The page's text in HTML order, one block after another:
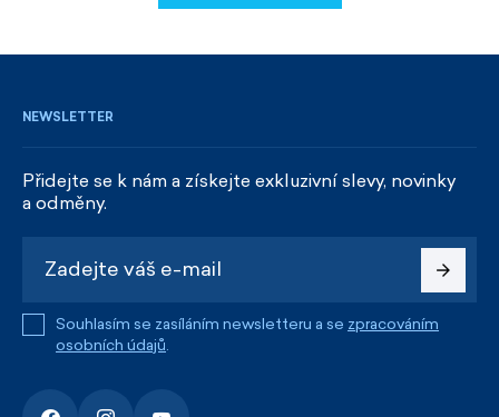
NEWSLETTER
Přidejte se k nám a získejte exkluzivní slevy, novinky
a odměny.
Souhlasím se zasíláním newsletteru a se zpracováním
osobních údajů.